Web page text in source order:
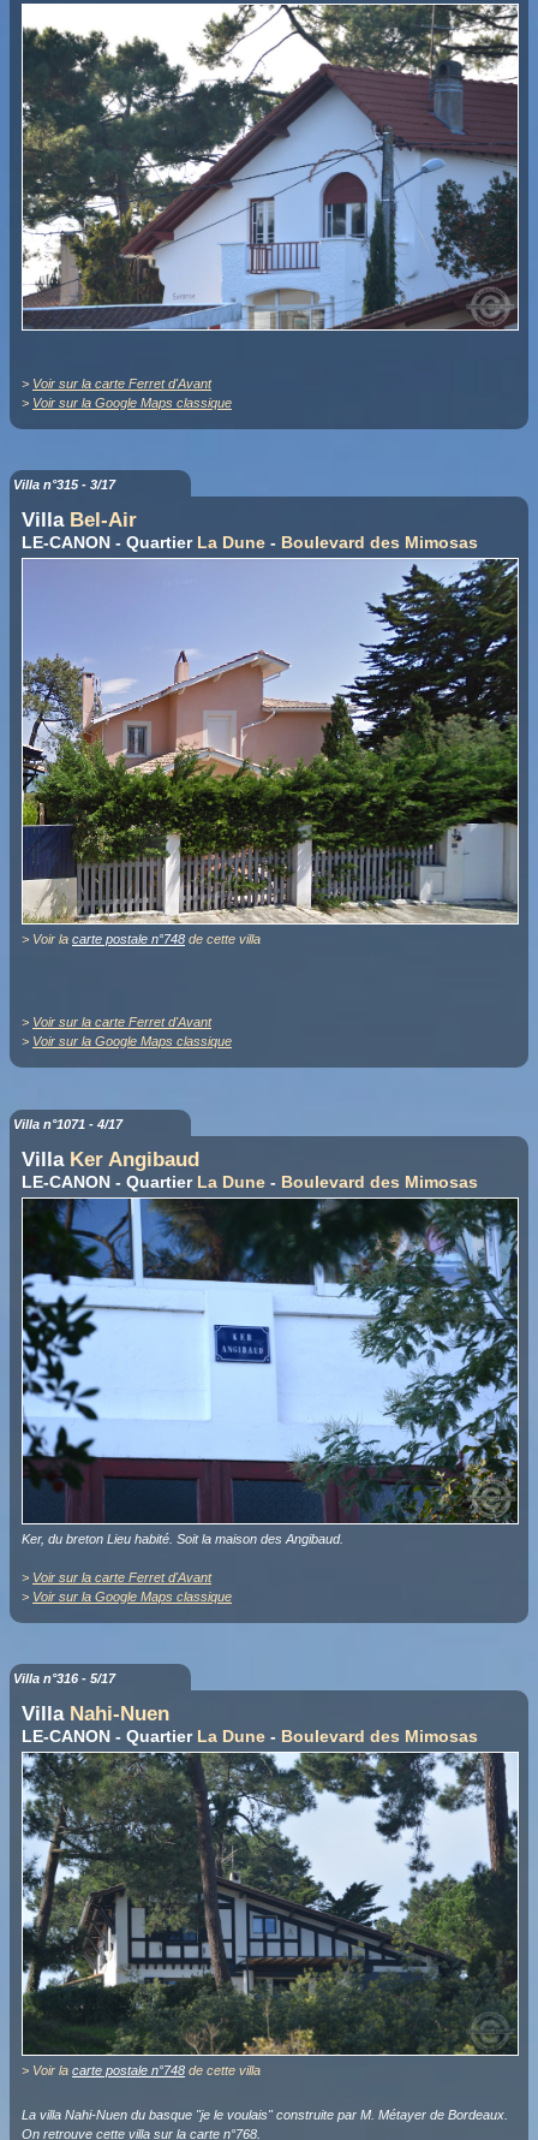
> Voir sur la carte Ferret d'Avant
> Voir sur la Google Maps classique
Villa n°315 - 3/17
Villa Bel-Air
LE-CANON - Quartier La Dune - Boulevard des Mimosas
> Voir la carte postale n°748 de cette villa
> Voir sur la carte Ferret d'Avant
> Voir sur la Google Maps classique
Villa n°1071 - 4/17
Villa Ker Angibaud
LE-CANON - Quartier La Dune - Boulevard des Mimosas
Ker, du breton Lieu habité. Soit la maison des Angibaud.
> Voir sur la carte Ferret d'Avant
> Voir sur la Google Maps classique
Villa n°316 - 5/17
Villa Nahi-Nuen
LE-CANON - Quartier La Dune - Boulevard des Mimosas
> Voir la carte postale n°748 de cette villa
La villa Nahi-Nuen du basque "je le voulais" construite par M. Métayer de Bordeaux.
On retrouve cette villa sur la carte n°768